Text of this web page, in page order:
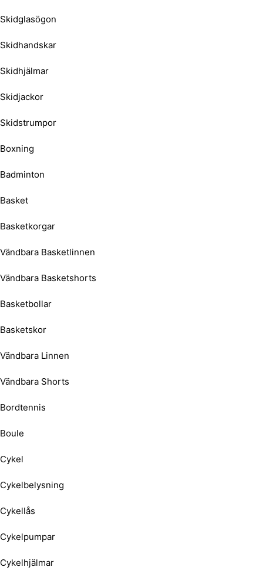
Skidglasögon
Skidhandskar
Skidhjälmar
Skidjackor
Skidstrumpor
Boxning
Badminton
Basket
Basketkorgar
Vändbara Basketlinnen
Vändbara Basketshorts
Basketbollar
Basketskor
Vändbara Linnen
Vändbara Shorts
Bordtennis
Boule
Cykel
Cykelbelysning
Cykellås
Cykelpumpar
Cykelhjälmar